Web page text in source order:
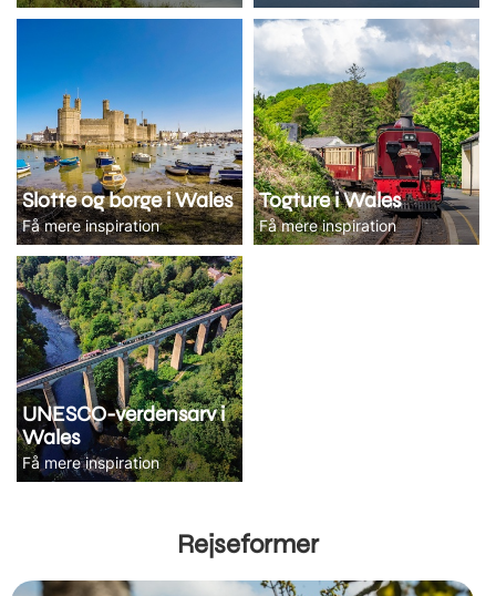
Slotte og borge i Wales
Få mere inspiration
Togture i Wales
Få mere inspiration
UNESCO-verdensarv i
Wales
Få mere inspiration
Rejseformer